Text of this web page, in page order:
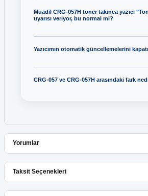
Muadil CRG-057H toner takınca yazıcı
uyarısı veriyor, bu normal mi?
Yazıcımın otomatik güncellemelerini
CRG-057 ve CRG-057H arasındaki fark
Yorumlar
Bu ürüne ilk yorumu siz
Taksit Seçenekleri